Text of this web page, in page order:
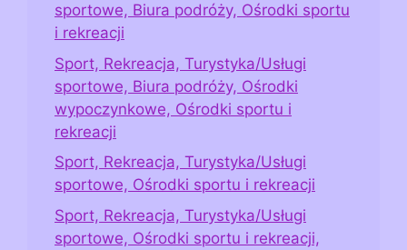
sportowe, Biura podróży, Ośrodki sportu
i rekreacji
Sport, Rekreacja, Turystyka/Usługi
sportowe, Biura podróży, Ośrodki
wypoczynkowe, Ośrodki sportu i
rekreacji
Sport, Rekreacja, Turystyka/Usługi
sportowe, Ośrodki sportu i rekreacji
Sport, Rekreacja, Turystyka/Usługi
sportowe, Ośrodki sportu i rekreacji,